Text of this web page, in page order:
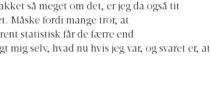
så meget om det, er jeg da også tit
Måske fordi mange tror, at
statistisk får de færre end
mig selv, hvad nu hvis jeg var, og svaret er, at